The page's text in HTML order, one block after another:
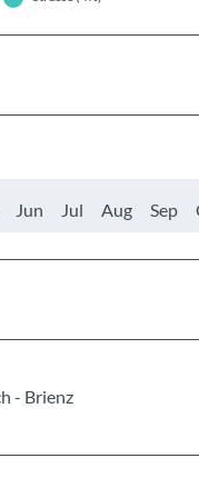
Jun Jul Aug Sep
- Brienz